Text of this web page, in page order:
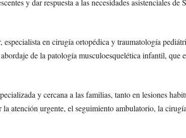
y dar respuesta a las necesidades asistenciales
en cirugía ortopédica y traumatología
de la patología musculoesquelética infantil, que
y cercana a las familias, tanto en lesiones
atención urgente, el seguimiento ambulatorio, la